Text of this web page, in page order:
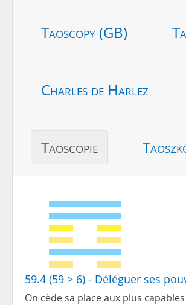
Taoscopy (GB)
Charles de Harlez
Taoscopie
59.4 (59 > 6) - Déléguer ses
On cède sa place aux plus